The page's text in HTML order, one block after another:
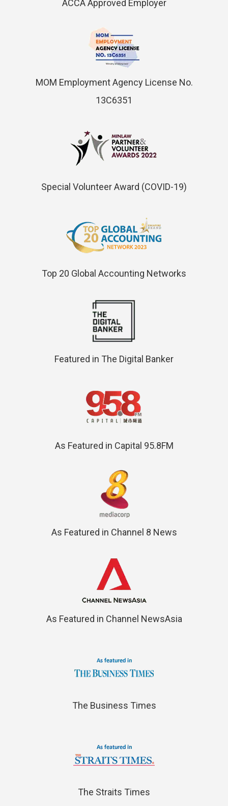
ACCA Approved Employer
MOM Employment Agency License No.
13C6351
Special Volunteer Award (COVID-19)
Top 20 Global Accounting Networks
Featured in The Digital Banker
As Featured in Capital 95.8FM
As Featured in Channel 8 News
As Featured in Channel NewsAsia
The Business Times
The Straits Times